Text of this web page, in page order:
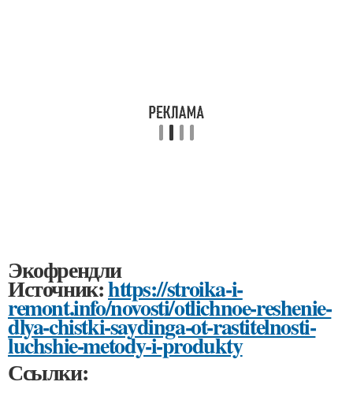
Экофрендли
Источник:https://stroika-i-
remont.info/novosti/otlichnoe-reshenie-
dlya-chistki-saydinga-ot-rastitelnosti-
luchshie-metody-i-produkty
Ссылки: